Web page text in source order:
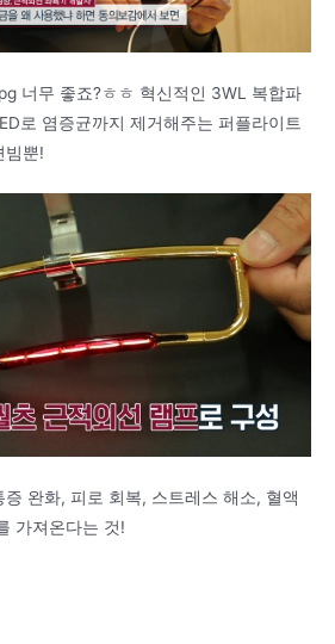
너무 좋죠?ㅎㅎ 혁신적인 3WL 복합파
로 염증균까지 제거해주는 퍼플라이트
빔뿐!
완화, 피로 회복, 스트레스 해소, 혈액
가져온다는 것!